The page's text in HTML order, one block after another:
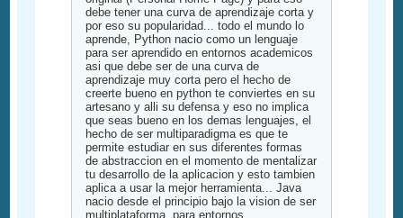
debe tener una curva de aprendizaje corta y
por eso su popularidad... todo el mundo lo
aprende, Python nacio como un lenguaje
para ser aprendido en entornos academicos
asi que debe ser de una curva de
aprendizaje muy corta pero el hecho de
creerte bueno en python te conviertes en su
artesano y alli su defensa y eso no implica
que seas bueno en los demas lenguajes, el
hecho de ser multiparadigma es que te
permite estudiar en sus diferentes formas
de abstraccion en el momento de mentalizar
tu desarrollo de la aplicacion y esto tambien
aplica a usar la mejor herramienta... Java
nacio desde el principio bajo la vision de ser
multiplataforma, para entornos